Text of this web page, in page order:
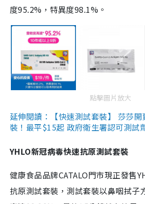
度95.2%，特異度98.1%。
點擊圖片放大
延伸閱讀：【快速測試套裝】 莎莎
裝！最平$15起 政府衛生署認可測試
YHLO新冠病毒快速抗原測試套裝
健康食品品牌CATALO門市現正發售
抗原測試套裝，測試套裝以鼻咽拭子